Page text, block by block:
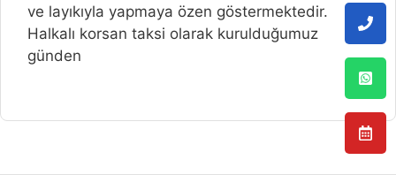
ve layıkıyla yapmaya özen göstermektedir.
Halkalı korsan taksi olarak kurulduğumuz
günden